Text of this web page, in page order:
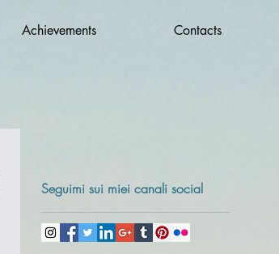
Achievements Contacts
Seguimi sui miei canali social